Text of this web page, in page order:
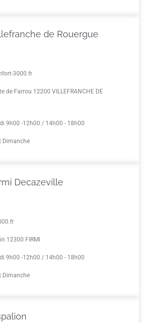
de Rouergue
3000.fr
de Farrou 12200 VILLEFRANCHE DE
9h00 -12h00 / 14h00 - 18h00
Dimanche
Decazeville
12300 FIRMI
9h00 -12h00 / 14h00 - 18h00
Dimanche